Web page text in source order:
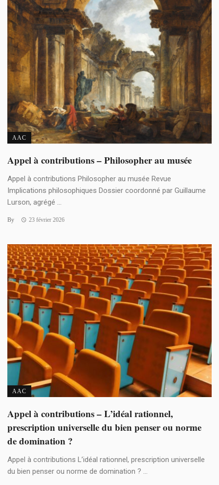
AAC
Appel à contributions – Philosopher au musée
Appel à contributions Philosopher au musée Revue
Implications philosophiques Dossier coordonné par Guillaume
Lurson, agrégé ...
By 23 février 2026
AAC
Appel à contributions – L’idéal rationnel,
prescription universelle du bien penser ou norme
de domination ?
Appel à contributions L’idéal rationnel, prescription universelle
du bien penser ou norme de domination ? ...